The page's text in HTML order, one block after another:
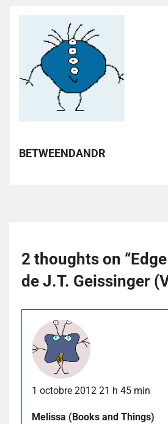
BETWEENDANDR
2 thoughts on “
de J.T. Geissinger
1 octobre 2012 21 h 45 min
Melissa (Books and Things)